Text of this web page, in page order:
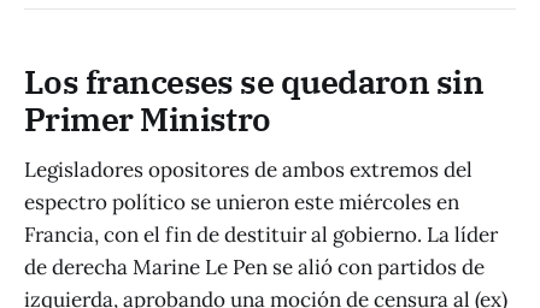
Los franceses se quedaron sin
Primer Ministro
Legisladores opositores de ambos extremos del
espectro político se unieron este miércoles en
Francia, con el fin de destituir al gobierno. La líder
de derecha Marine Le Pen se alió con partidos de
izquierda, aprobando una moción de censura al (ex)